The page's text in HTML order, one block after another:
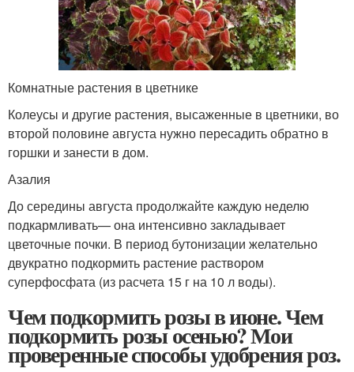
Комнатные растения в цветнике
Колеусы и другие растения, высаженные в цветники, во
второй половине августа нужно пересадить обратно в
горшки и занести в дом.
Азалия
До середины августа продолжайте каждую неделю
подкармливать— она интенсивно закладывает
цветочные почки. В период бутонизации желательно
двукратно подкормить растение раствором
суперфосфата (из расчета 15 г на 10 л воды).
Чем подкормить розы в июне. Чем
подкормить розы осенью? Мои
проверенные способы удобрения роз.